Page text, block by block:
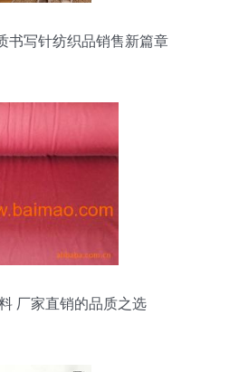
书写针纺织品销售新篇章
厂家直销的品质之选